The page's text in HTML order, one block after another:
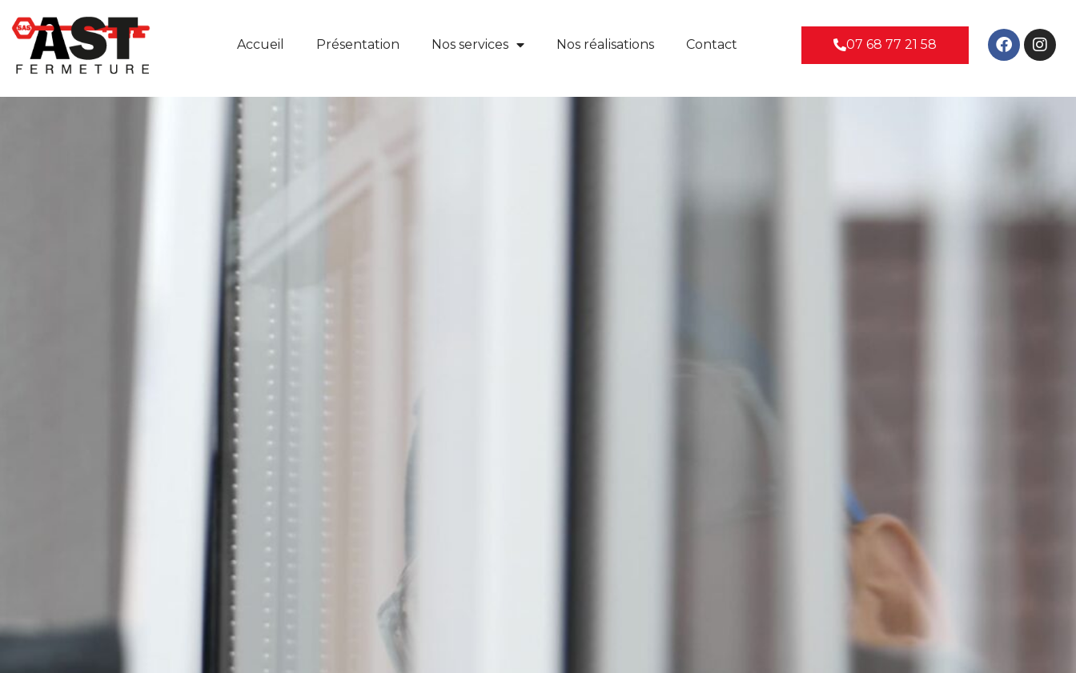
Accueil Présentation Nos services Nos réalisations Contact 07 68 77 21 58